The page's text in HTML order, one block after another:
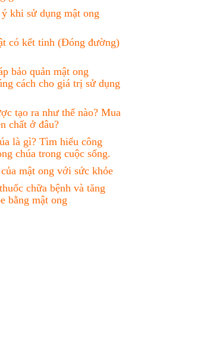
khi sử dụng mật ong
có kết tinh (Đóng đường)
bảo quản mật ong
cách cho giá trị sử dụng
tạo ra như thế nào? Mua
chất ở đâu?
là gì? Tìm hiểu công
chúa trong cuộc sống.
mật ong với sức khỏe
chữa bệnh và tăng
bằng mật ong